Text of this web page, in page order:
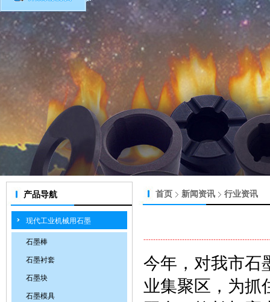
产品导航
现代工业机械用石墨
石墨棒
石墨衬套
石墨块
石墨模具
首页 新闻资讯 行业资讯
今年，对我市石
业集聚区，为抓